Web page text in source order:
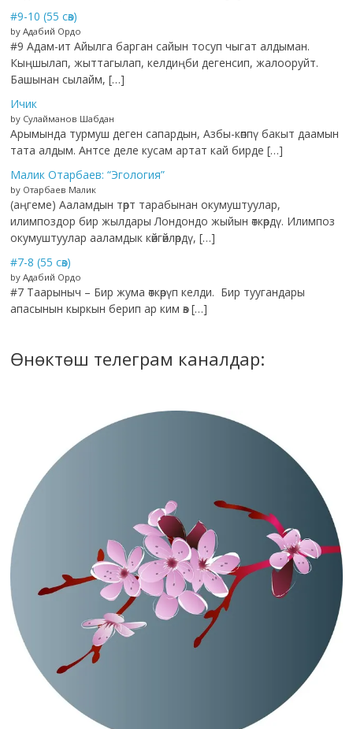
#9-10 (55 сөз)
by Адабий Ордо
#9 Адам-ит Айылга барган сайын тосуп чыгат алдыман.
Кыңшылап, жыттагылап, келдиңби дегенсип, жалооруйт.
Башынан сылайм, […]
Ичик
by Сулайманов Шабдан
Арымында турмуш деген сапардын, Азбы-көппү бакыт даамын
тата алдым. Антсе деле кусам артат кай бирде […]
Малик Отарбаев: “Эгология”
by Отарбаев Малик
(аңгеме) Ааламдын төрт тарабынан окумуштуулар,
илимпоздор бир жылдары Лондондо жыйын өткөрдү. Илимпоз
окумуштуулар ааламдык көйгөйлөрдү, […]
#7-8 (55 сөз)
by Адабий Ордо
#7 Таарыныч – Бир жума өткөрүп келди. Бир туугандары
апасынын кыркын берип ар ким өз […]
Өнөктөш телеграм каналдар: